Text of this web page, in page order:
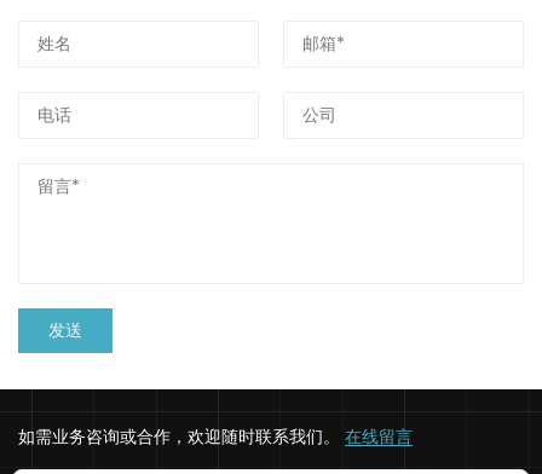
如需业务咨询或合作，欢迎随时联系我们。 在线留言